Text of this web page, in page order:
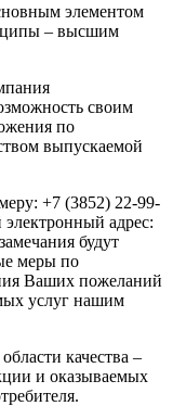
элементом
– высшим
своим
по
выпускаемой
+7 (3852) 22-99-
адрес:
будут
меры по
Ваших пожеланий
услуг нашим
качества –
и оказываемых